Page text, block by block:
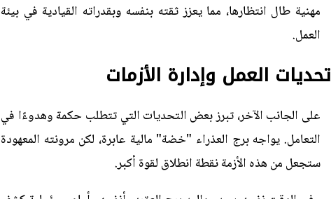
مهنية طال انتظارها، مما يعزز ثقته بنفسه وبقدراته القيادية في بيئة
العمل.
تحديات العمل وإدارة الأزمات
على الجانب الآخر، تبرز بعض التحديات التي تتطلب حكمة وهدوءًا في
التعامل. يواجه برج العذراء "خضة" مالية عابرة، لكن مرونته المعهودة
ستجعل من هذه الأزمة نقطة انطلاق لقوة أكبر.